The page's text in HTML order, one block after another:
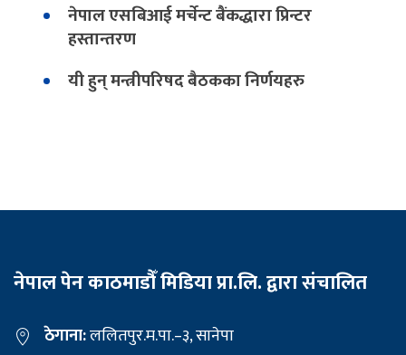
नेपाल एसबिआई मर्चेन्ट बैंकद्धारा प्रिन्टर
हस्तान्तरण
यी हुन् मन्त्रीपरिषद बैठकका निर्णयहरु
नेपाल पेन काठमाडौँ मिडिया प्रा.लि. द्वारा संचालित
ठेगाना:ललितपुर.म.पा.–३, सानेपा